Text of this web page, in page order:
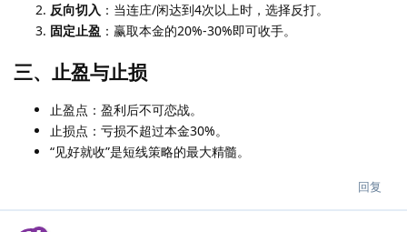
反向切入 ：当连庄/闲达到4次以上时，选择反打。
固定止盈 ：赢取本金的20%-30%即可收手。
三、止盈与止损
止盈点：盈利后不可恋战。
止损点：亏损不超过本金30%。
“见好就收”是短线策略的最大精髓。
回复